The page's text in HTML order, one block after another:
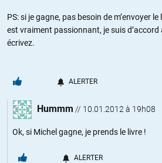
PS: si je gagne, pas besoin de m’envoyer le
est vraiment passionnant, je suis d’accord
écrivez.
ALERTER
Hummm // 10.01.2012 à 19h08
Ok, si Michel gagne, je prends le livre !
ALERTER